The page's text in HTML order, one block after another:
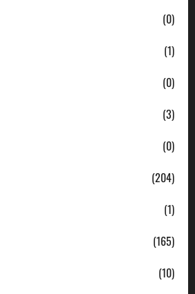
(0)
(1)
(0)
(3)
(0)
(204)
(1)
(165)
(10)